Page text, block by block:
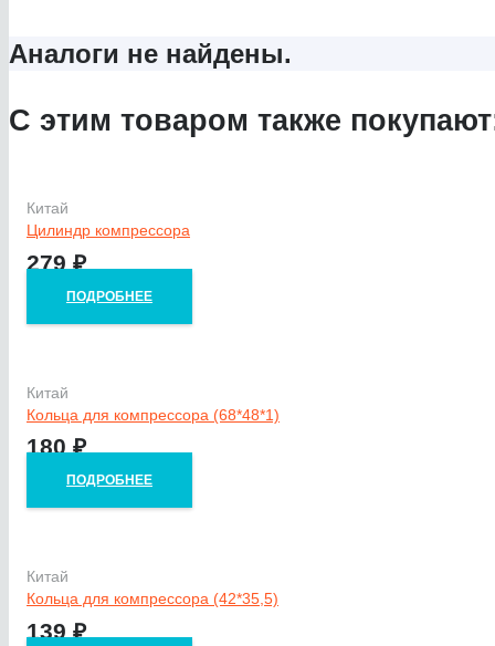
Аналоги не найдены.
С этим товаром также
Китай
Цилиндр компрессора
279₽
ПОДРОБНЕЕ
Китай
Кольца для компрессора (68*48*1)
180₽
ПОДРОБНЕЕ
Китай
Кольца для компрессора (42*35,5)
139₽